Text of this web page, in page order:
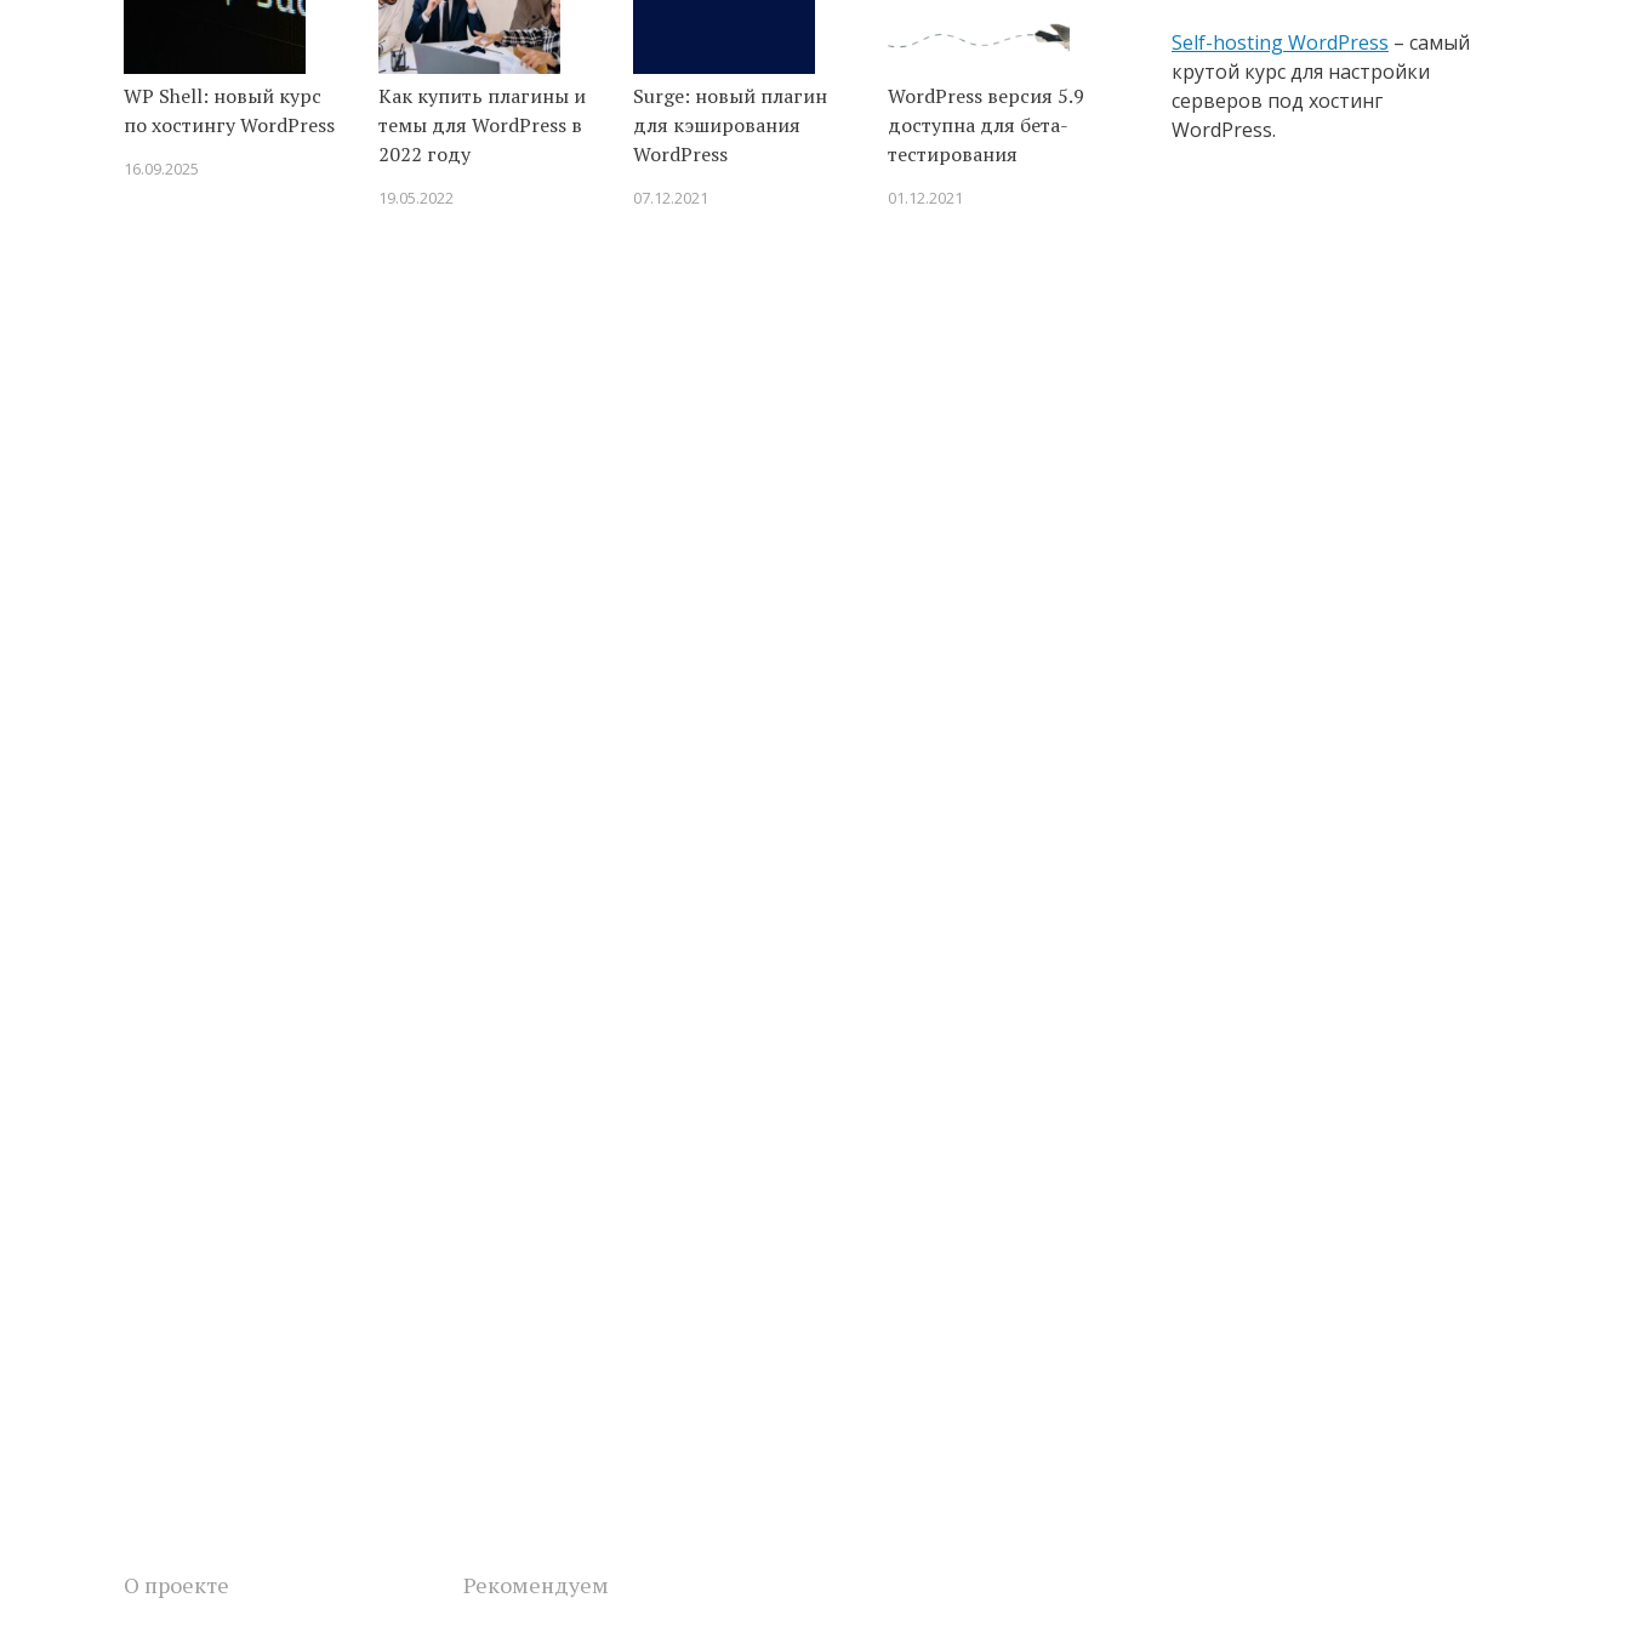
WP Shell: новый курс
по хостингу WordPress
16.09.2025
Как купить плагины и
темы для WordPress в
2022 году
19.05.2022
Surge: новый плагин
для кэширования
WordPress
07.12.2021
WordPress версия 5.9
доступна для бета-
тестирования
01.12.2021
Self-hosting WordPress – самый
крутой курс для настройки
серверов под хостинг
WordPress.
О проекте Рекомендуем